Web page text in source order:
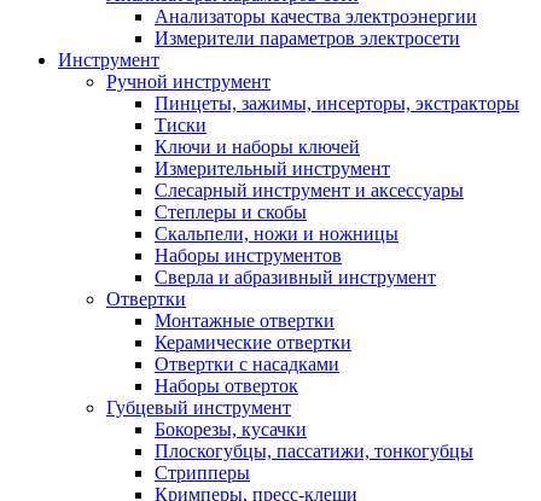
Анализаторы качества электроэнергии
Измерители параметров электросети
Инструмент
Ручной инструмент
Пинцеты, зажимы, инсерторы, экстракторы
Тиски
Ключи и наборы ключей
Измерительный инструмент
Слесарный инструмент и аксессуары
Степлеры и скобы
Скальпели, ножи и ножницы
Наборы инструментов
Сверла и абразивный инструмент
Отвертки
Монтажные отвертки
Керамические отвертки
Отвертки с насадками
Наборы отверток
Губцевый инструмент
Бокорезы, кусачки
Плоскогубцы, пассатижи, тонкогубцы
Стрипперы
Кримперы, пресс-клещи